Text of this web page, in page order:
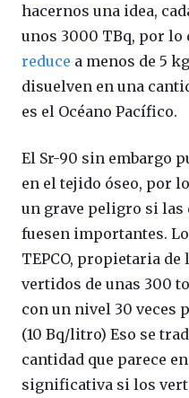
hacernos una idea,
unos 3000 TBq, por lo
reduce a menos de 5
disuelven en una
es el Océano Pacífico.
El Sr-90 sin embargo
en el tejido óseo, por
un grave peligro si las
fuesen importantes.
TEPCO, propietaria de
vertidos de unas 300
con un nivel 30 veces
(10 Bq/litro) Eso se
cantidad que parece
significativa si los